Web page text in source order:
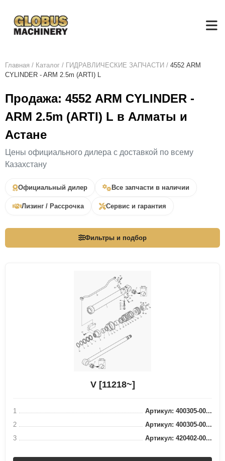
Главная / Каталог / ГИДРАВЛИЧЕСКИЕ ЗАПЧАСТИ / 4552 ARM
CYLINDER - ARM 2.5m (ARTI) L
Продажа: 4552 ARM CYLINDER -
ARM 2.5m (ARTI) L в Алматы и
Астане
Цены официального дилера с доставкой по всему
Казахстану
Официальный дилер Все запчасти в наличии
Лизинг / Рассрочка Сервис и гарантия
Фильтры и подбор
V [11218~]
1
Артикул: 400305-00...
2
Артикул: 400305-00...
3
Артикул: 420402-00...